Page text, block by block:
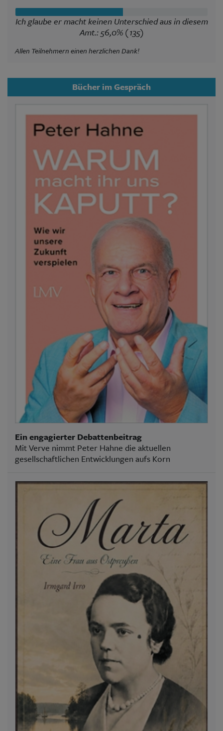
Ich glaube er macht keinen Unterschied aus in diesem
Amt.: 56,0% (135)
Allen Teilnehmern einen herzlichen Dank!
Bücher im Gespräch
Ein engagierter Debattenbeitrag
Mit Verve nimmt Peter Hahne die aktuellen
gesellschaftlichen Entwicklungen aufs Korn